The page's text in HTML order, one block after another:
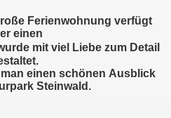
Ferienwohnung verfügt
einen
urde mit viel Liebe zum Detail
einen schönen Ausblick
Steinwald.